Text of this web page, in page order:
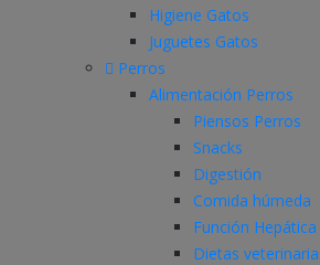
Higiene Gatos
Juguetes Gatos
Perros
Alimentación Perros
Piensos Perros
Snacks
Digestión
Comida húmeda
Función Hepática
Dietas